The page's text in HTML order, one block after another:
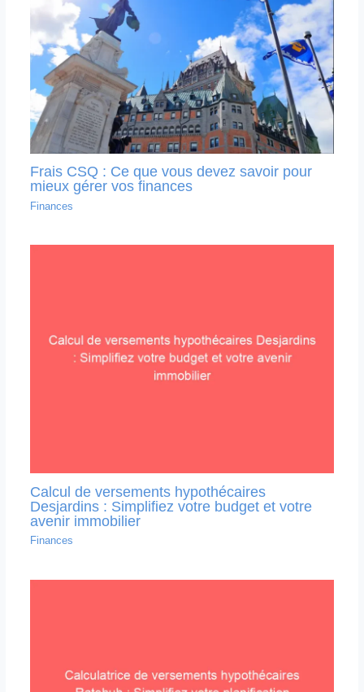
Frais CSQ : Ce que vous devez savoir pour
mieux gérer vos finances
Finances
Calcul de versements hypothécaires
Desjardins : Simplifiez votre budget et votre
avenir immobilier
Finances